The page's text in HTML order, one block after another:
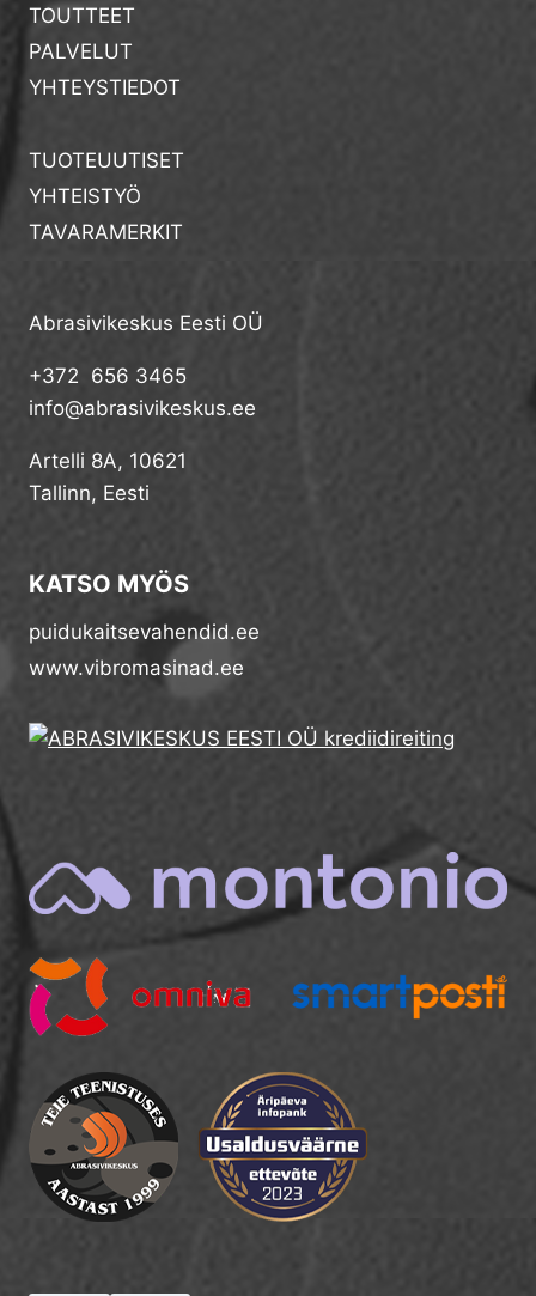
TOUTTEET
PALVELUT
YHTEYSTIEDOT
TUOTEUUTISET
YHTEISTYÖ
TAVARAMERKIT
Abrasivikeskus Eesti OÜ
+372 656 3465
info@abrasivikeskus.ee
Artelli 8A, 10621
Tallinn, Eesti
KATSO MYÖS
puidukaitsevahendid.ee
www.vibromasinad.ee